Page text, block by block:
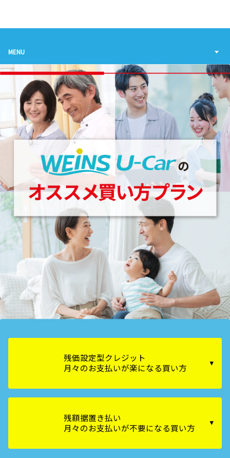
中古車を探す
点検・整備をする
新車購入ガイド
地域応援活動
企業情報
採用情報
法人のお客様
各種予約
事故・故障受付センター
[受付]24時間,365日対応
0800-080-5365
MENU
残価設定型クレジット
月々のお支払いが楽になる買い方
残額据置き払い
月々のお支払いが不要になる買い方